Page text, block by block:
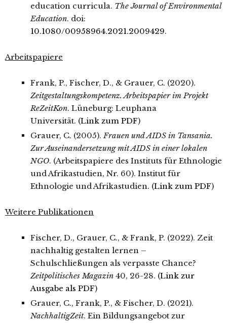
education curricula. The Journal of Environmental
Education. doi:
10.1080/00958964.2021.2009429.
Arbeitspapiere
Frank, P., Fischer, D., & Grauer, C. (2020).
Zeitgestaltungskompetenz. Arbeitspapier im Projekt
ReZeitKon. Lüneburg: Leuphana
Universität. (Link zum PDF)
Grauer, C. (2005).Frauen und AIDS in Tansania.
Zur Auseinandersetzung mit AIDS in einer lokalen
NGO. (Arbeitspapiere des Instituts für Ethnologie
und Afrikastudien, Nr. 60). Institut für
Ethnologie und Afrikastudien. (Link zum PDF)
Weitere Publikationen
Fischer, D., Grauer, C., & Frank, P. (2022). Zeit
nachhaltig gestalten lernen –
Schulschließungen als verpasste Chance?
Zeitpolitisches Magazin 40, 26-28. (Link zur
Ausgabe als PDF)
Grauer, C., Frank, P., & Fischer, D. (2021).
NachhaltigZeit. Ein Bildungsangebot zur